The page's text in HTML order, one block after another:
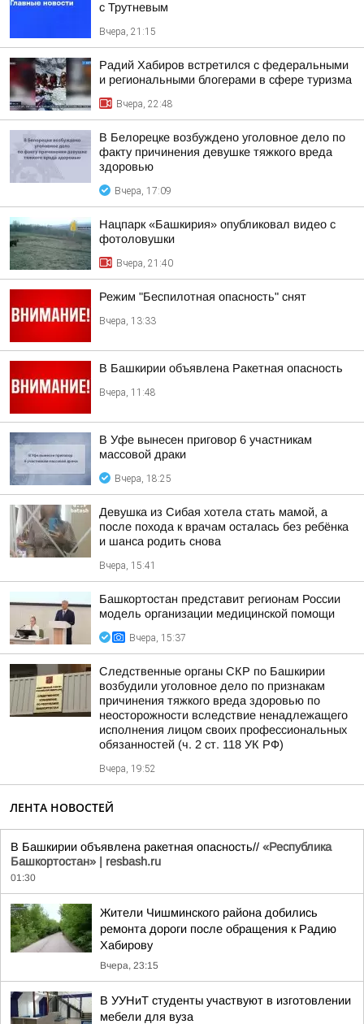
с Трутневым
Вчера, 21:15
Радий Хабиров встретился с федеральными
и региональными блогерами в сфере туризма
Вчера, 22:48
В Белорецке возбуждено уголовное дело по
факту причинения девушке тяжкого вреда
здоровью
Вчера, 17:09
Нацпарк «Башкирия» опубликовал видео с
фотоловушки
Вчера, 21:40
Режим "Беспилотная опасность" снят
Вчера, 13:33
В Башкирии объявлена Ракетная опасность
Вчера, 11:48
В Уфе вынесен приговор 6 участникам
массовой драки
Вчера, 18:25
Девушка из Сибая хотела стать мамой, а
после похода к врачам осталась без ребёнка
и шанса родить снова
Вчера, 15:41
Башкортостан представит регионам России
модель организации медицинской помощи
Вчера, 15:37
Следственные органы СКР по Башкирии
возбудили уголовное дело по признакам
причинения тяжкого вреда здоровью по
неосторожности вследствие ненадлежащего
исполнения лицом своих профессиональных
обязанностей (ч. 2 ст. 118 УК РФ)
Вчера, 19:52
ЛЕНТА НОВОСТЕЙ
В Башкирии объявлена ракетная опасность// «Республика
Башкортостан» | resbash.ru
01:30
Жители Чишминского района добились
ремонта дороги после обращения к Радию
Хабирову
Вчера, 23:15
В УУНиТ студенты участвуют в изготовлении
мебели для вуза